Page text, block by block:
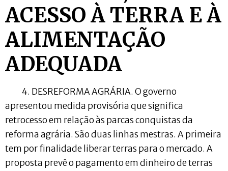
ACESSO À TERRA E À
ALIMENTAÇÃO
ADEQUADA
4. DESREFORMA AGRÁRIA. O governo
apresentou medida provisória que significa
retrocesso em relação às parcas conquistas da
reforma agrária. São duas linhas mestras. A primeira
tem por finalidade liberar terras para o mercado. A
proposta prevê o pagamento em dinheiro de terras